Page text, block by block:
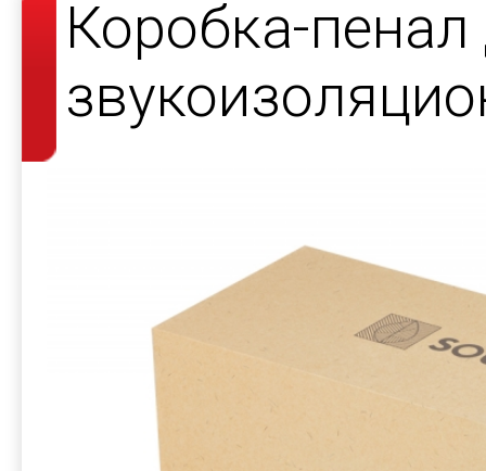
Коробка-